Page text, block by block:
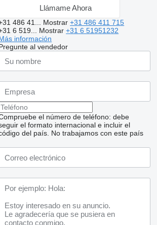
Llámame Ahora
486 41... Mostrar+31 486 411 715
6 519... Mostrar+31 6 51951232
información
al vendedor
el número de teléfono: debe
el formato internacional e incluir el
del país. No trabajamos con este país